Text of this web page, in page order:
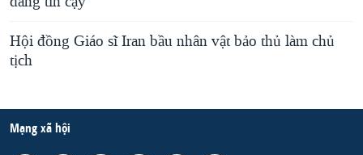
Hội đồng Giáo sĩ Iran bầu nhân vật bảo thủ làm chủ
tịch
Mạng xã hội